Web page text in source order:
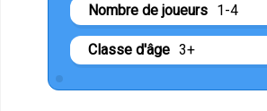
Nombre de joueurs 1-4
Classe d'âge 3+